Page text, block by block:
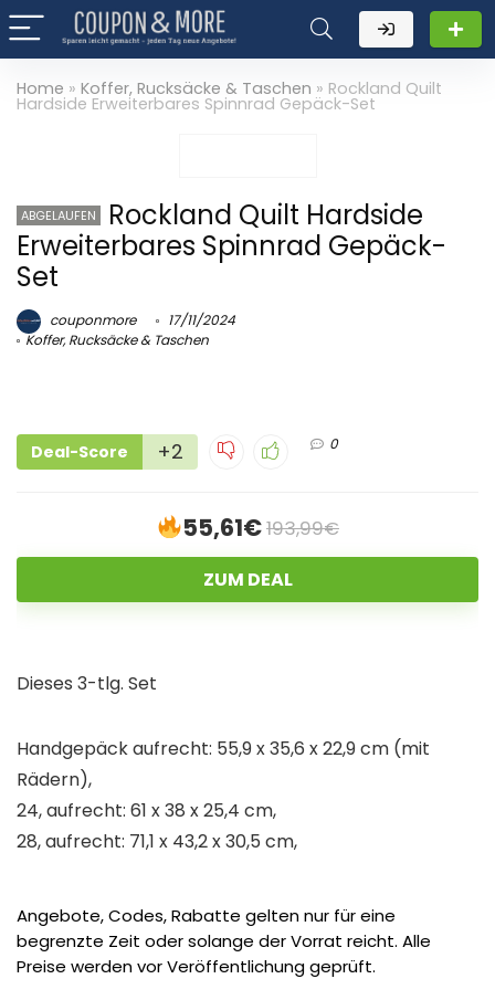
Home » Koffer, Rucksäcke & Taschen » Rockland Quilt
Hardside Erweiterbares Spinnrad Gepäck-Set
ABGELAUFEN
Rockland Quilt Hardside
Erweiterbares Spinnrad Gepäck-
Set
couponmore
17/11/2024
Koffer, Rucksäcke & Taschen
Deal-Score +2 0
55,61€193,99€
ZUM DEAL
Dieses 3-tlg. Set
Handgepäck aufrecht: 55,9 x 35,6 x 22,9 cm (mit
Rädern),
24, aufrecht: 61 x 38 x 25,4 cm,
28, aufrecht: 71,1 x 43,2 x 30,5 cm,
Angebote, Codes, Rabatte gelten nur für eine
begrenzte Zeit oder solange der Vorrat reicht. Alle
Preise werden vor Veröffentlichung geprüft.